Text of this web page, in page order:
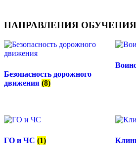
НАПРАВЛЕНИЯ ОБУЧЕНИЯ
Безопасность дорожного
движения (8)
ГО и ЧС (1)